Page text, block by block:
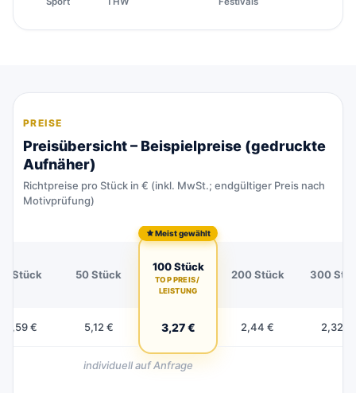
PREISE
Preisübersicht – Beispielpreise (gedruckte
Aufnäher)
Richtpreise pro Stück in € (inkl. MwSt.; endgültiger Preis nach
Motivprüfung)
Meist gewählt
Stück 50 Stück
100 Stück
TOP PREIS /
LEISTUNG
200 Stück 300
10,59 € 5,12 € 3,27 € 2,44 € 2,32 €
individuell auf Anfrage